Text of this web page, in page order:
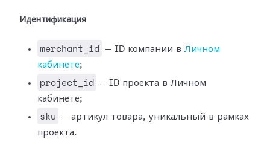
Идентификация
merchant_id — ID компании в Личном
кабинете;
project_id
— ID проекта в Личном
кабинете;
sku
— артикул товара, уникальный в рамках
проекта.